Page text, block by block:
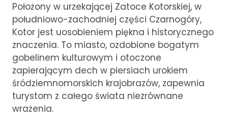
Położony w urzekającej Zatoce Kotorskiej, w
południowo-zachodniej części Czarnogóry,
Kotor jest uosobieniem piękna i historycznego
znaczenia. To miasto, ozdobione bogatym
gobelinem kulturowym i otoczone
zapierającym dech w piersiach urokiem
śródziemnomorskich krajobrazów, zapewnia
turystom z całego świata niezrównane
wrażenia.